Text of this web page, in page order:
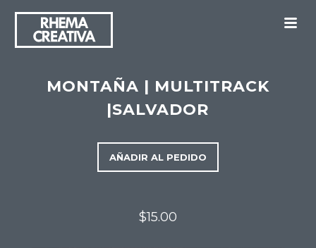
MONTAÑA | MULTITRACK
|SALVADOR
AÑADIR AL PEDIDO
$15.00